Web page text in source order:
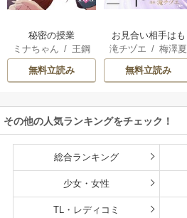
秘密の授業
ミナちゃん / 王鋼
鉄
無料立読み
お見合い相手はも
じゃもじゃニート
滝チヅエ /梅澤夏
子（エブリスタ）
無料立読み
その他の人気ランキングをチェック！
総合ランキング
少女・女性
TL・レディコミ